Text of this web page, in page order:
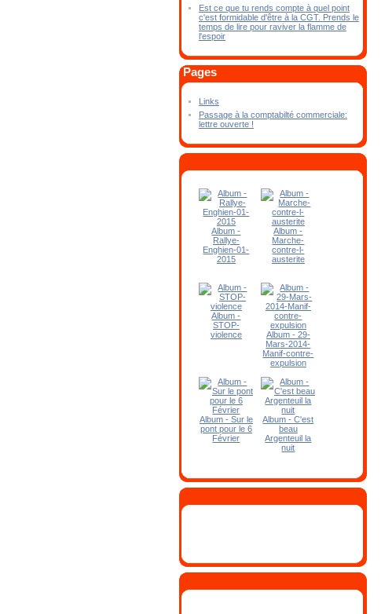
Est ce que tu rends compte à quel point
c'est formidable d'être à la CGT. Prends le
temps de lire pour raviver la flamme de
l'espoir
Pages
Links
Passage à la comptabilté commerciale:
lettre ouverte !
Album -
Rallye-
Enghien-01-
2015
Album -
Marche-
contre-l-
austerite
Album -
STOP-
violence
Album - 29-
Mars-2014-
Manif-contre-
expulsion
Album - Sur le
pont pour le 6
Février
Album - C'est
beau
Argenteuil la
nuit